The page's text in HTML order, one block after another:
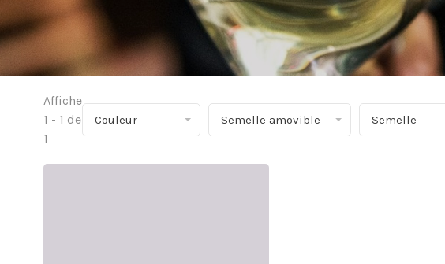
Affiche
1 - 1 de
1
Couleur Semelle amovible Semelle